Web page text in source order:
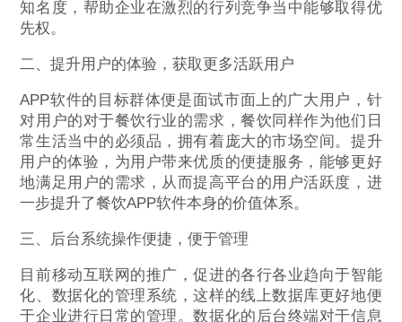
知名度，帮助企业在激烈的行列竞争当中能够取得优
先权。
二、提升用户的体验，获取更多活跃用户
APP软件的目标群体便是面试市面上的广大用户，针
对用户的对于餐饮行业的需求，餐饮同样作为他们日
常生活当中的必须品，拥有着庞大的市场空间。提升
用户的体验，为用户带来优质的便捷服务，能够更好
地满足用户的需求，从而提高平台的用户活跃度，进
一步提升了餐饮APP软件本身的价值体系。
三、后台系统操作便捷，便于管理
目前移动互联网的推广，促进的各行各业趋向于智能
化、数据化的管理系统，这样的线上数据库更好地便
于企业进行日常的管理。数据化的后台终端对于信息